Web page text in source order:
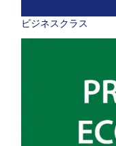
ビジネスクラス